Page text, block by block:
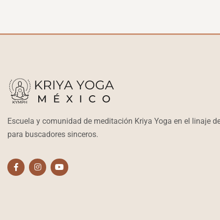
Escuela y comunidad de meditación Kriya Yoga en el linaje
para buscadores sinceros.
F
a
c
I
n
s
Y
o
u